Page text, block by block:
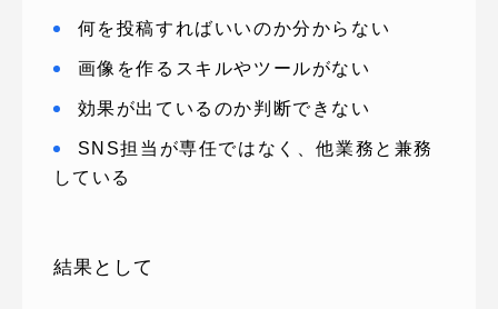
何を投稿すればいいのか分からない
画像を作るスキルやツールがない
効果が出ているのか判断できない
SNS担当が専任ではなく、他業務と兼務
している
結果として